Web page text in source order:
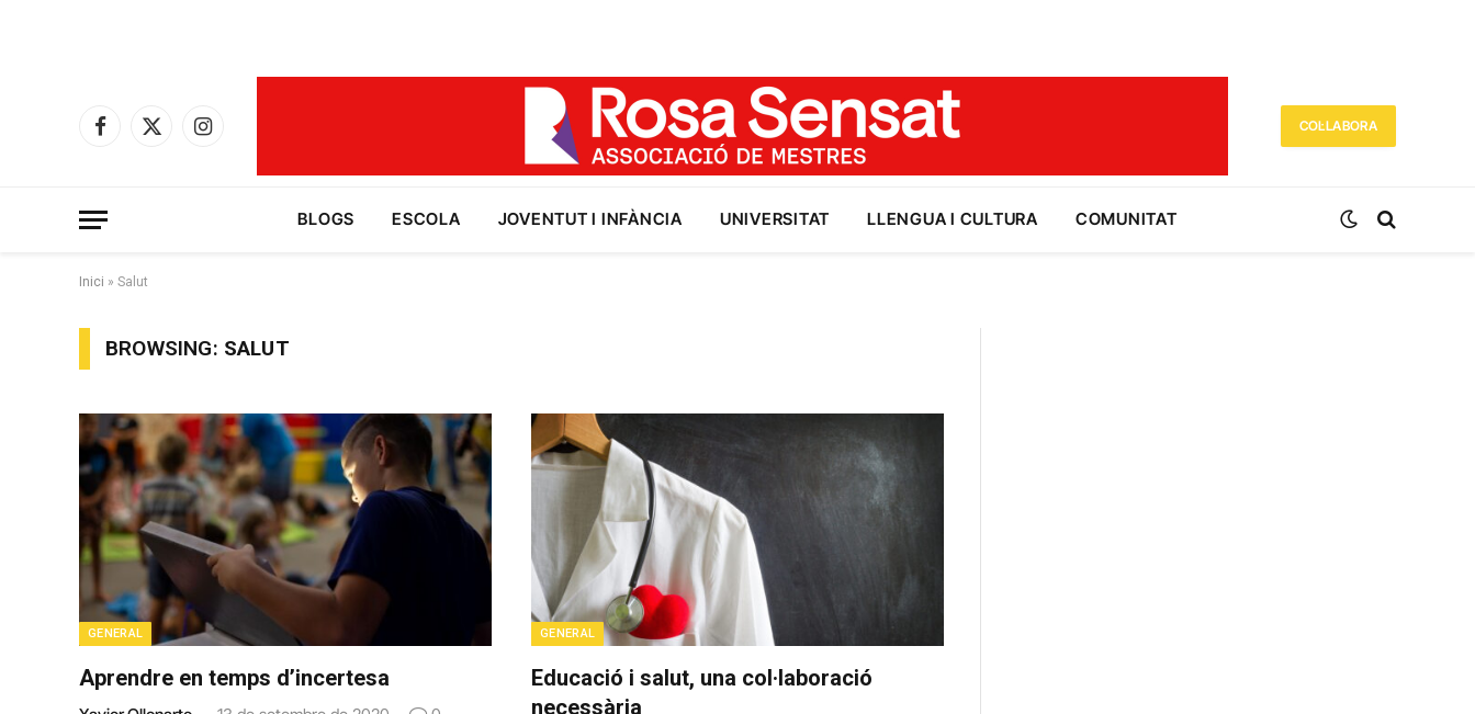
Facebook
X
Instagram
COL·LABORA
BLOGS ESCOLA JOVENTUT I INFÀNCIA UNIVERSITAT LLENGUA I CULTURA COMUNITAT
Inici » Salut
BROWSING: SALUT
GENERAL
Aprendre en temps d’incertesa
GENERAL
Educació i salut, una col·laboració
necessària